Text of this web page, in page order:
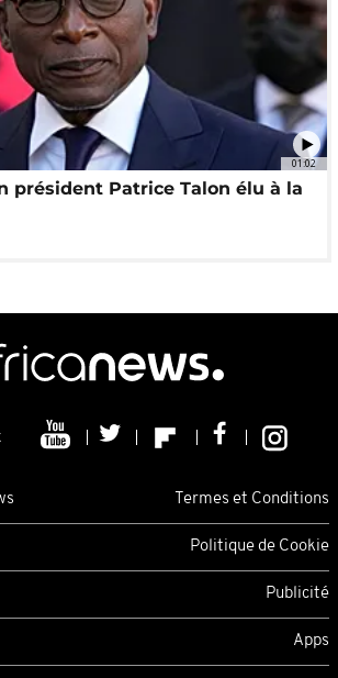
01:02
président Patrice Talon élu à la
Termes et Conditions
Politique de Cookie
Publicité
Apps